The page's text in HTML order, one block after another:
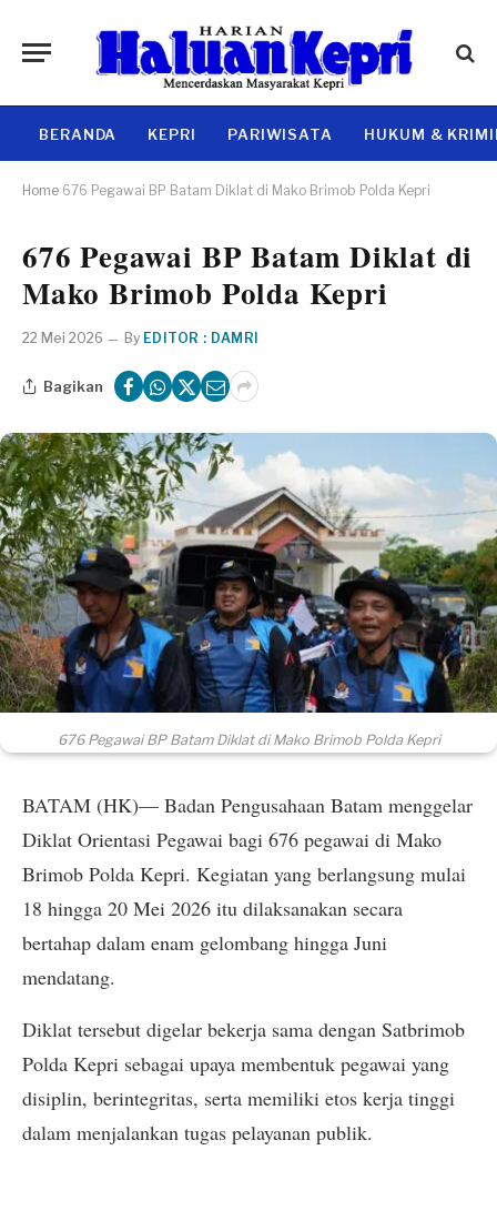
BERANDA KEPRI PARIWISATA HUKUM &
Home 676 Pegawai BP Batam Diklat di Mako Brimob Polda Kepri
676 Pegawai BP Batam Diklat di
Mako Brimob Polda Kepri
22 Mei 2026 By EDITOR : DAMRI
Bagikan
676 Pegawai BP Batam Diklat di Mako Brimob Polda Kepri
BATAM (HK)— Badan Pengusahaan Batam menggelar
Diklat Orientasi Pegawai bagi 676 pegawai di Mako
Brimob Polda Kepri. Kegiatan yang berlangsung mulai
18 hingga 20 Mei 2026 itu dilaksanakan secara
bertahap dalam enam gelombang hingga Juni
mendatang.
Diklat tersebut digelar bekerja sama dengan Satbrimob
Polda Kepri sebagai upaya membentuk pegawai yang
disiplin, berintegritas, serta memiliki etos kerja tinggi
dalam menjalankan tugas pelayanan publik.